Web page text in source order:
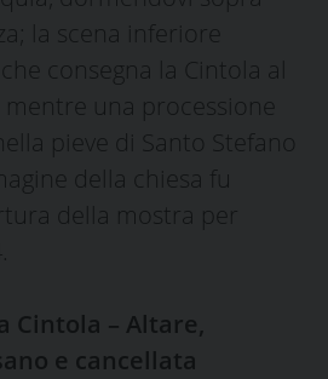
la scena inferiore
consegna la Cintola al
una processione
pieve di Santo Stefano
della chiesa fu
della mostra per
Cintola – Altare,
e cancellata